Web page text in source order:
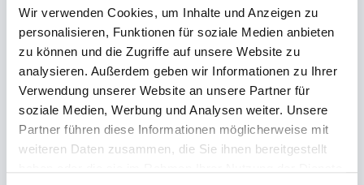
Wir verwenden Cookies, um Inhalte und Anzeigen zu
personalisieren, Funktionen für soziale Medien anbieten
zu können und die Zugriffe auf unsere Website zu
analysieren. Außerdem geben wir Informationen zu Ihrer
Verwendung unserer Website an unsere Partner für
soziale Medien, Werbung und Analysen weiter. Unsere
Partner führen diese Informationen möglicherweise mit
weiteren Daten zusammen, die Sie ihnen bereitgestellt
Außer-Haus-Verkauf, Gastronomie, Kantinen und
Verkaufstheken.
- Material: PP (Polypropylen)
- Farbe: transparent (milchig)
- mit Deckel
- stabil
- stapelbar